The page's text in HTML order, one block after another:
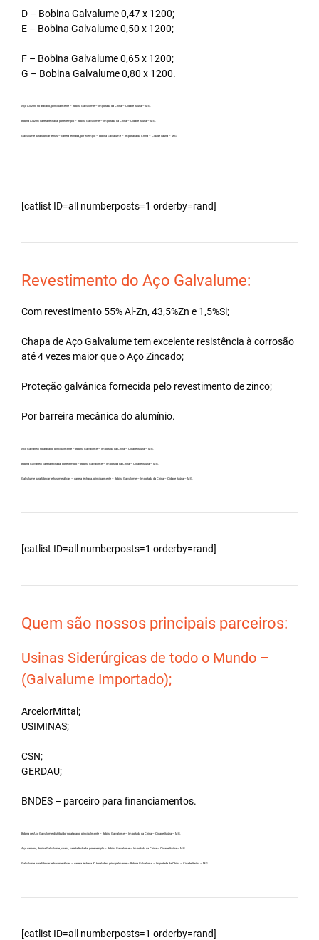
D – Bobina Galvalume 0,47 x 1200;
E – Bobina Galvalume 0,50 x 1200;
F – Bobina Galvalume 0,65 x 1200;
G – Bobina Galvalume 0,80 x 1200.
Aço Aluzinc no atacado, principalmente – Bobina Galvalume – Importada da China – Cidade Itaúna – MG.
Bobina Aluzinc carreta fechada, por exemplo – Bobina Galvalume – Importada da China – Cidade Itaúna – MG.
Galvalume para fabricar telhas – carreta fechada, por exemplo – Bobina Galvalume – Importada da China – Cidade Itaúna – MG.
[catlist ID=all numberposts=1 orderby=rand]
Revestimento do Aço Galvalume:
Com revestimento 55% Al-Zn, 43,5%Zn e 1,5%Si;
Chapa de Aço Galvalume tem excelente resistência à corrosão
até 4 vezes maior que o Aço Zincado;
Proteção galvânica fornecida pelo revestimento de zinco;
Por barreira mecânica do alumínio.
Aço Galvanew no atacado, principalmente – Bobina Galvalume – Importada da China – Cidade Itaúna – MG.
Bobina Galvanew carreta fechada, por exemplo – Bobina Galvalume – Importada da China – Cidade Itaúna – MG.
Galvalume para fabricar telhas metálicas – carreta fechada, principalmente – Bobina Galvalume – Importada da China – Cidade Itaúna – MG.
[catlist ID=all numberposts=1 orderby=rand]
Quem são nossos principais parceiros:
Usinas Siderúrgicas de todo o Mundo –
(Galvalume Importado);
ArcelorMittal;
USIMINAS;
CSN;
GERDAU;
BNDES – parceiro para financiamentos.
Bobina de Aço Galvalume distribuidor no atacado, principalmente – Bobina Galvalume – Importada da China – Cidade Itaúna – MG.
Aço carbono, Bobina Galvalume, chapa, carreta fechada, por exemplo – Bobina Galvalume – Importada da China – Cidade Itaúna – MG.
Galvalume para fabricar telhas metálicas – carreta fechada 32 toneladas, principalmente – Bobina Galvalume – Importada da China – Cidade Itaúna – MG.
[catlist ID=all numberposts=1 orderby=rand]